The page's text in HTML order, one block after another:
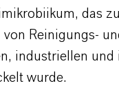
das
von Reinigungs-
industriellen
wurde.